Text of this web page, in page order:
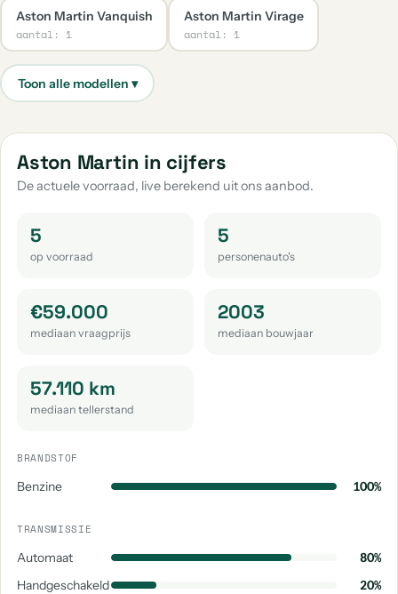
Aston Martin Vanquish
aantal: 1
Aston Martin Virage
aantal: 1
Aston Martin in cijfers
De actuele voorraad, live berekend uit ons aanbod.
5
op voorraad
5
personenauto's
€59.000
mediaan vraagprijs
2003
mediaan bouwjaar
57.110 km
mediaan tellerstand
BRANDSTOF
Benzine 100%
TRANSMISSIE
Automaat
80%
Handgeschakeld
20%